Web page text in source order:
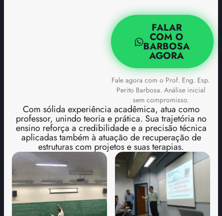
FALAR
COM O
BARBOSA
AGORA
Fale agora com o Prof. Eng. Esp.
Perito Barbosa. Análise inicial
sem compromisso.
Com sólida experiência acadêmica, atua como
professor, unindo teoria e prática. Sua trajetória no
ensino reforça a credibilidade e a precisão técnica
aplicadas também à atuação de recuperação de
estruturas com projetos e suas terapias.